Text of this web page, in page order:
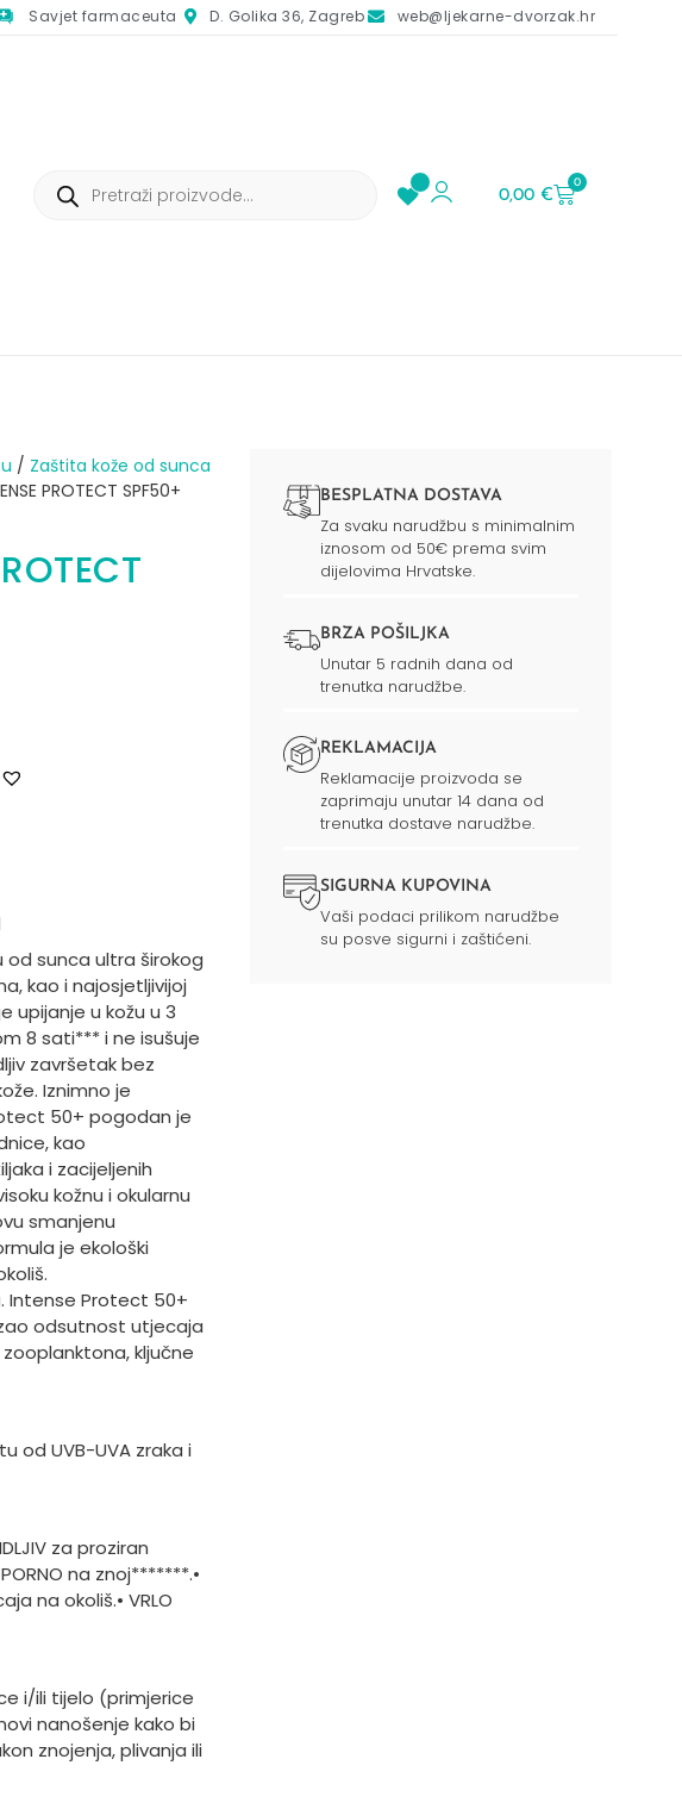
Savjet farmaceuta D. Golika 36, Zagreb web@ljekarne-dvorzak.hr
0,00€
0
/ Zaštita kože od sunca​
PROTECT SPF50+
sunca ultra širokog
kao i najosjetljivijoj
upijanje u kožu u 3
8 sati*** i ne isušuje
završetak bez
Iznimno je
50+ pogodan je
kao
i zacijeljenih
kožnu i okularnu
smanjenu
je ekološki
Intense Protect 50+
odsutnost utjecaja
ključne
od UVB-UVA zraka i
za proziran
na znoj*******.•
na okoliš.• VRLO
i/ili tijelo (primjerice
nanošenje kako bi
znojenja, plivanja ili
BESPLATNA DOSTAVA
Za svaku narudžbu s minimalnim
iznosom od 50€ prema svim
dijelovima Hrvatske.
BRZA POŠILJKA
Unutar 5 radnih dana od
trenutka narudžbe.
REKLAMACIJA
Reklamacije proizvoda se
zaprimaju unutar 14 dana od
trenutka dostave narudžbe.
SIGURNA KUPOVINA
Vaši podaci prilikom narudžbe
su posve sigurni i zaštićeni.